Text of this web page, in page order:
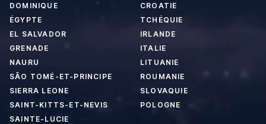
DOMINIQUE
ÉGYPTE
EL SALVADOR
GRENADE
NAURU
SÃO TOMÉ-ET-PRINCIPE
SIERRA LEONE
SAINT-KITTS-ET-NEVIS
SAINTE-LUCIE
CROATIE
TCHÉQUIE
IRLANDE
ITALIE
LITUANIE
ROUMANIE
SLOVAQUIE
POLOGNE